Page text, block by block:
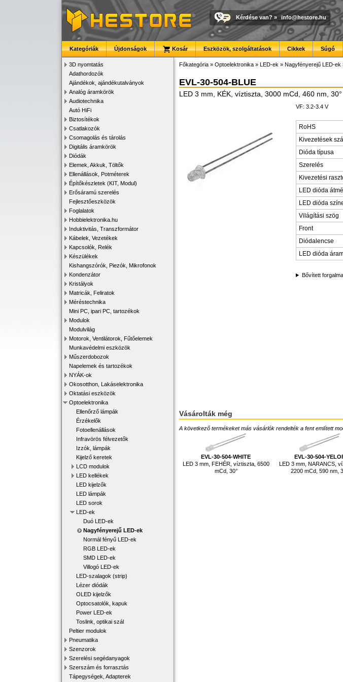
Kérdése van? » info@hestore.hu
Kategóriák Újdonságok Kosár Eszközök, szolgáltatások Cikkek Súgó
3D nyomtatás
Adathordozók
Ajándékok, ajándékutalványok
Analóg áramkörök
Audiotechnika
Autó HiFi
Biztosítékok
Csatlakozók
Csomagolás és tárolás
Digitális áramkörök
Diódák
Elemek, Akkuk, Töltők
Ellenállások, Potméterek
Építőkészletek (KIT, Modul)
Erősáramú szerelés
Fejlesztőeszközök
Foglalatok
Hobbielektronika.hu
Induktivitás, Transzformátor
Kábelek, Vezetékek
Kapcsolók, Relék
Készülékek
Kishangszórók, Piezók, Mikrofonok
Kondenzátor
Kristályok
Matricák, Feliratok
Méréstechnika
Mini PC, ipari PC, tartozékok
Modulok
Modulvilág
Motorok, Ventilátorok, Fűtőelemek
Munkavédelmi eszközök
Műszerdobozok
Napelemek és tartozékok
NYÁK-ok
Okosotthon, Lakáselektronika
Oktatási eszközök
Optoelektronika
Ellenőrző lámpák
Érzékelők
Fotoellenállások
Infravörös félvezetők
Izzók, lámpák
Kijelző keretek
LCD modulok
LED kellékek
LED kijelzők
LED lámpák
LED sorok
LED-ek
Duó LED-ek
Nagyfényerejű LED-ek
Normál fényű LED-ek
RGB LED-ek
SMD LED-ek
Villogó LED-ek
LED-szalagok (strip)
Lézer diódák
OLED kijelzők
Optocsatolók, kapuk
Power LED-ek
Toslink, optikai szál
Peltier modulok
Pneumatika
Szenzorok
Szerelési segédanyagok
Szerszám és forrasztás
Tápegységek, Adapterek
Főkategória » Optoelektronika » LED-ek » Nagyfényerejű LED-ek
EVL-30-504-BLUE
LED 3 mm, KÉK, víztiszta, 3000 mCd, 460 nm, 30°
VF: 3.2-3.4 V
RoHS
Kivezetések
Dióda típusa
Szerelés
Kivezetési
LED dióda
LED dióda
Világítási szög
Front
Diódalencse
LED dióda
Bővített
Vásárolták még
A következő termékeket más vásárlók rendelték a fent említett
EVL-30-504-WHITE
LED 3 mm, FEHÉR, víztiszta, 6500
mCd, 30°
EVL-30-504-
LED 3 mm, NARANCS,
2200 mCd, 590 nm,